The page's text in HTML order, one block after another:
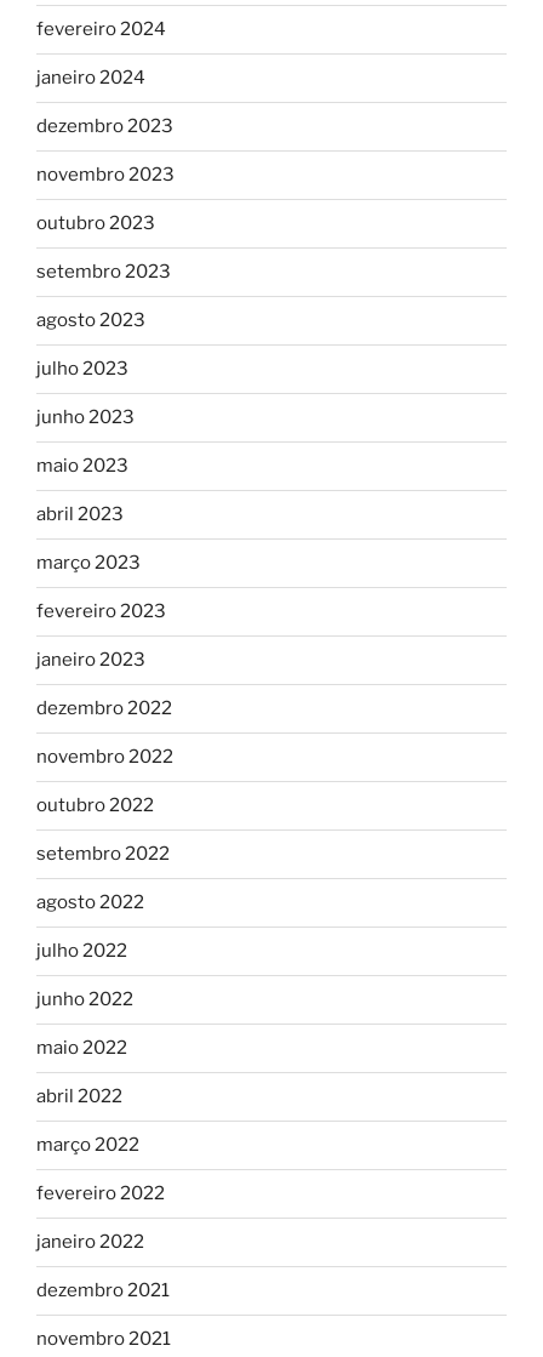
fevereiro 2024
janeiro 2024
dezembro 2023
novembro 2023
outubro 2023
setembro 2023
agosto 2023
julho 2023
junho 2023
maio 2023
abril 2023
março 2023
fevereiro 2023
janeiro 2023
dezembro 2022
novembro 2022
outubro 2022
setembro 2022
agosto 2022
julho 2022
junho 2022
maio 2022
abril 2022
março 2022
fevereiro 2022
janeiro 2022
dezembro 2021
novembro 2021